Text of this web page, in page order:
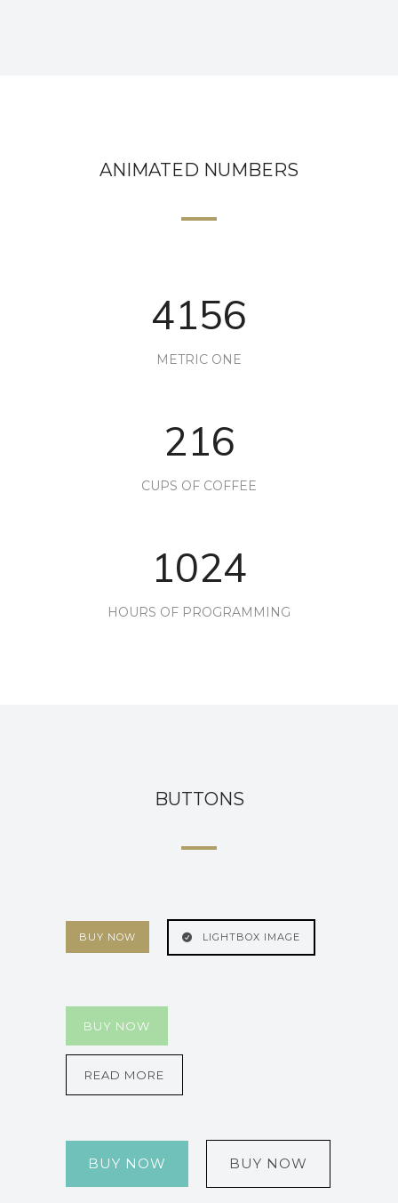
ANIMATED NUMBERS
4156
METRIC ONE
216
CUPS OF COFFEE
1024
HOURS OF PROGRAMMING
BUTTONS
BUY NOW LIGHTBOX IMAGE
BUY NOW
READ MORE
BUY NOW BUY NOW